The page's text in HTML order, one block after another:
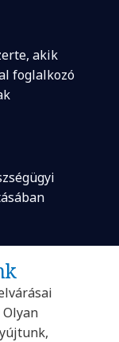
akik
foglalkozó